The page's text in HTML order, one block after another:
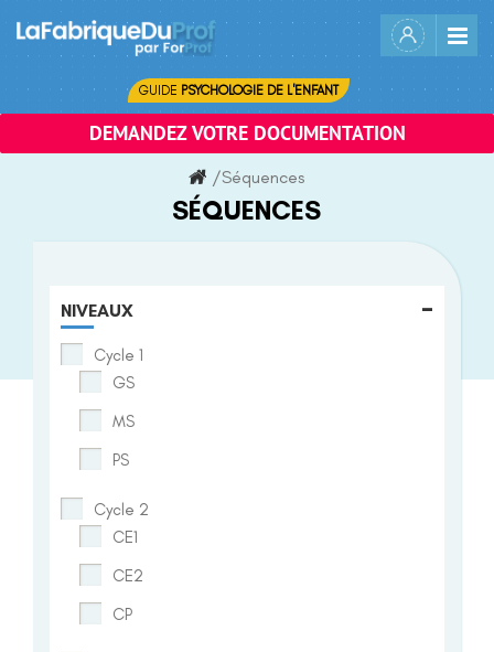
content
GUIDE PSYCHOLOGIE DE L'ENFANT
DEMANDEZ VOTRE DOCUMENTATION
/Séquences
SÉQUENCES
NIVEAUX -
Cycle 1
GS
MS
PS
Cycle 2
CE1
CE2
CP